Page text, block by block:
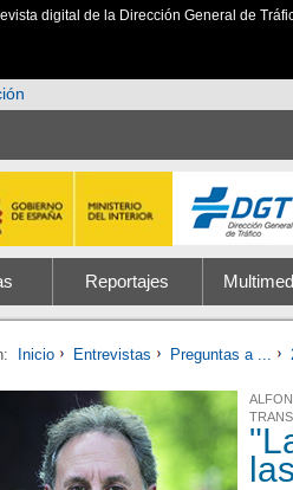
digital de la Dirección General de
Reportajes
Inicio Entrevistas Preguntas a ...